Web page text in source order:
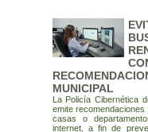
MUNICIPAL
La Policía Cibernética
emite
casas o
internet, a fin de